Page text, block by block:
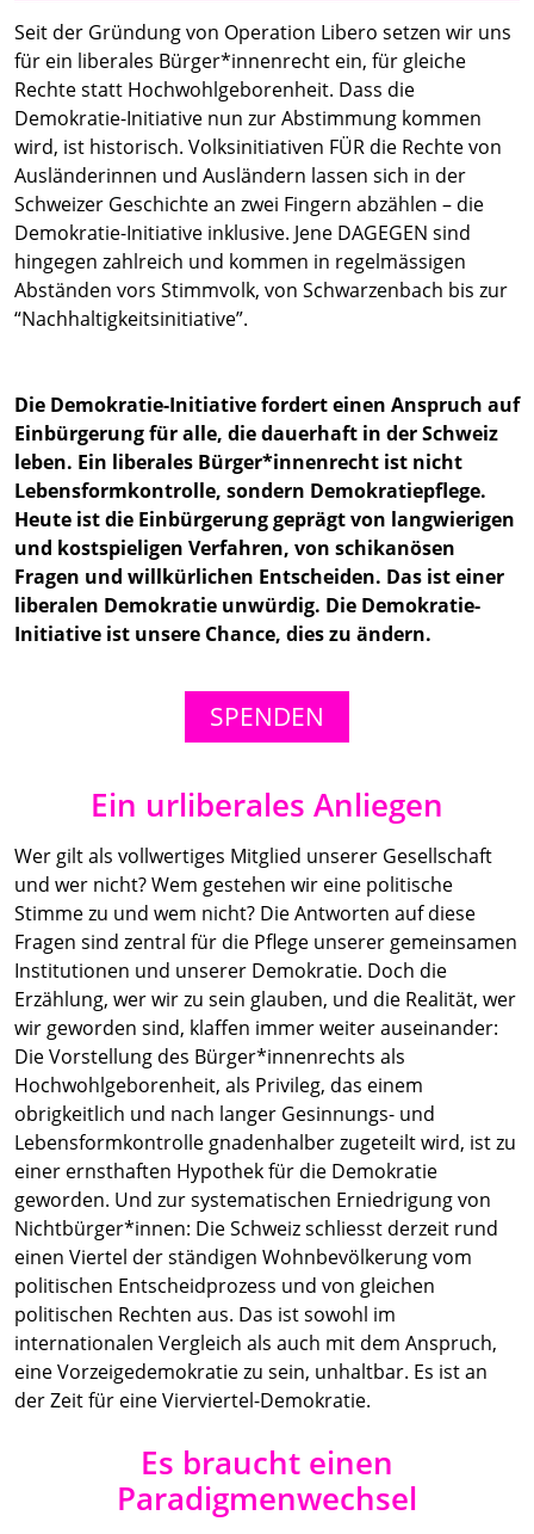
Seit der Gründung von Operation Libero setzen wir uns
für ein liberales Bürger*innenrecht ein, für gleiche
Rechte statt Hochwohlgeborenheit. Dass die
Demokratie-Initiative nun zur Abstimmung kommen
wird, ist historisch. Volksinitiativen FÜR die Rechte von
Ausländerinnen und Ausländern lassen sich in der
Schweizer Geschichte an zwei Fingern abzählen – die
Demokratie-Initiative inklusive. Jene DAGEGEN sind
hingegen zahlreich und kommen in regelmässigen
Abständen vors Stimmvolk, von Schwarzenbach bis zur
“Nachhaltigkeitsinitiative”.
Die Demokratie-Initiative fordert einen Anspruch auf
Einbürgerung für alle, die dauerhaft in der Schweiz
leben. Ein liberales Bürger*innenrecht ist nicht
Lebensformkontrolle, sondern Demokratiepflege.
Heute ist die Einbürgerung geprägt von langwierigen
und kostspieligen Verfahren, von schikanösen
Fragen und willkürlichen Entscheiden. Das ist einer
liberalen Demokratie unwürdig. Die Demokratie-
Initiative ist unsere Chance, dies zu ändern.
SPENDEN
Ein urliberales Anliegen
Wer gilt als vollwertiges Mitglied unserer Gesellschaft
und wer nicht? Wem gestehen wir eine politische
Stimme zu und wem nicht? Die Antworten auf diese
Fragen sind zentral für die Pflege unserer gemeinsamen
Institutionen und unserer Demokratie. Doch die
Erzählung, wer wir zu sein glauben, und die Realität, wer
wir geworden sind, klaffen immer weiter auseinander:
Die Vorstellung des Bürger*innenrechts als
Hochwohlgeborenheit, als Privileg, das einem
obrigkeitlich und nach langer Gesinnungs- und
Lebensformkontrolle gnadenhalber zugeteilt wird, ist zu
einer ernsthaften Hypothek für die Demokratie
geworden. Und zur systematischen Erniedrigung von
Nichtbürger*innen: Die Schweiz schliesst derzeit rund
einen Viertel der ständigen Wohnbevölkerung vom
politischen Entscheidprozess und von gleichen
politischen Rechten aus. Das ist sowohl im
internationalen Vergleich als auch mit dem Anspruch,
eine Vorzeigedemokratie zu sein, unhaltbar. Es ist an
der Zeit für eine Vierviertel-Demokratie.
Es braucht einen
Paradigmenwechsel